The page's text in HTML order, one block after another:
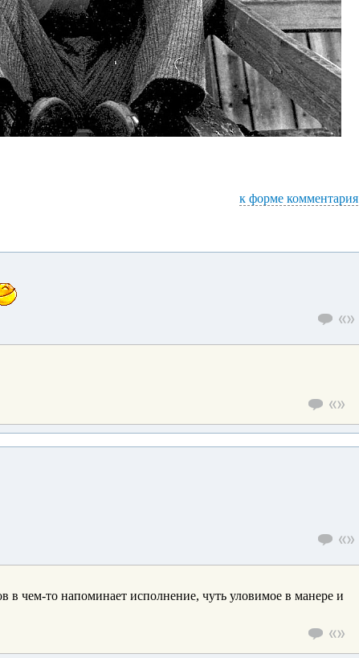
к форме комментария
в чем-то напоминает исполнение, чуть уловимое в манере и